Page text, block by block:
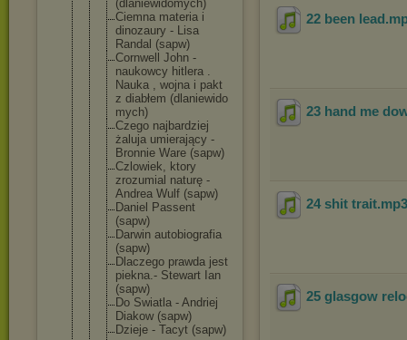
(dlaniewidomych)
Ciemna materia i
dinozaury - Lisa
Randal (sapw)
Cornwell John -
naukowcy hitlera .
Nauka , wojna i pakt
z diabłem (dlaniewido
mych)
Czego najbardziej
żaluja umierający -
Bronnie Ware (sapw)
Czlowiek, ktory
zrozumial naturę -
Andrea Wulf (sapw)
Daniel Passent
(sapw)
Darwin autobiografia
(sapw)
Dlaczego prawda jest
piekna.- Stewart Ian
(sapw)
Do Swiatla - Andriej
Diakow (sapw)
Dzieje - Tacyt (sapw)
22 been lead
23 hand me
24 shit trait
25 glasgow